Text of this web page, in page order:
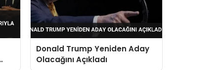
Donald Trump Yeniden Aday
Olacağını Açıkladı